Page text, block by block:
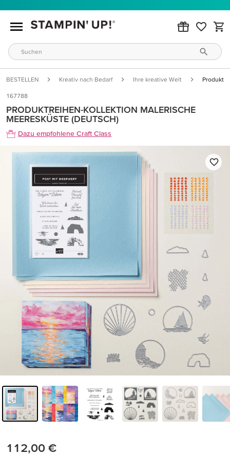
BESTELLEN Kreativ nach Bedarf Ihre kreative Welt
167788
PRODUKTREIHEN-KOLLEKTION MALERISCHE
MEERESKÜSTE (DEUTSCH)
Dazu empfohlene Craft Class
112,00 €